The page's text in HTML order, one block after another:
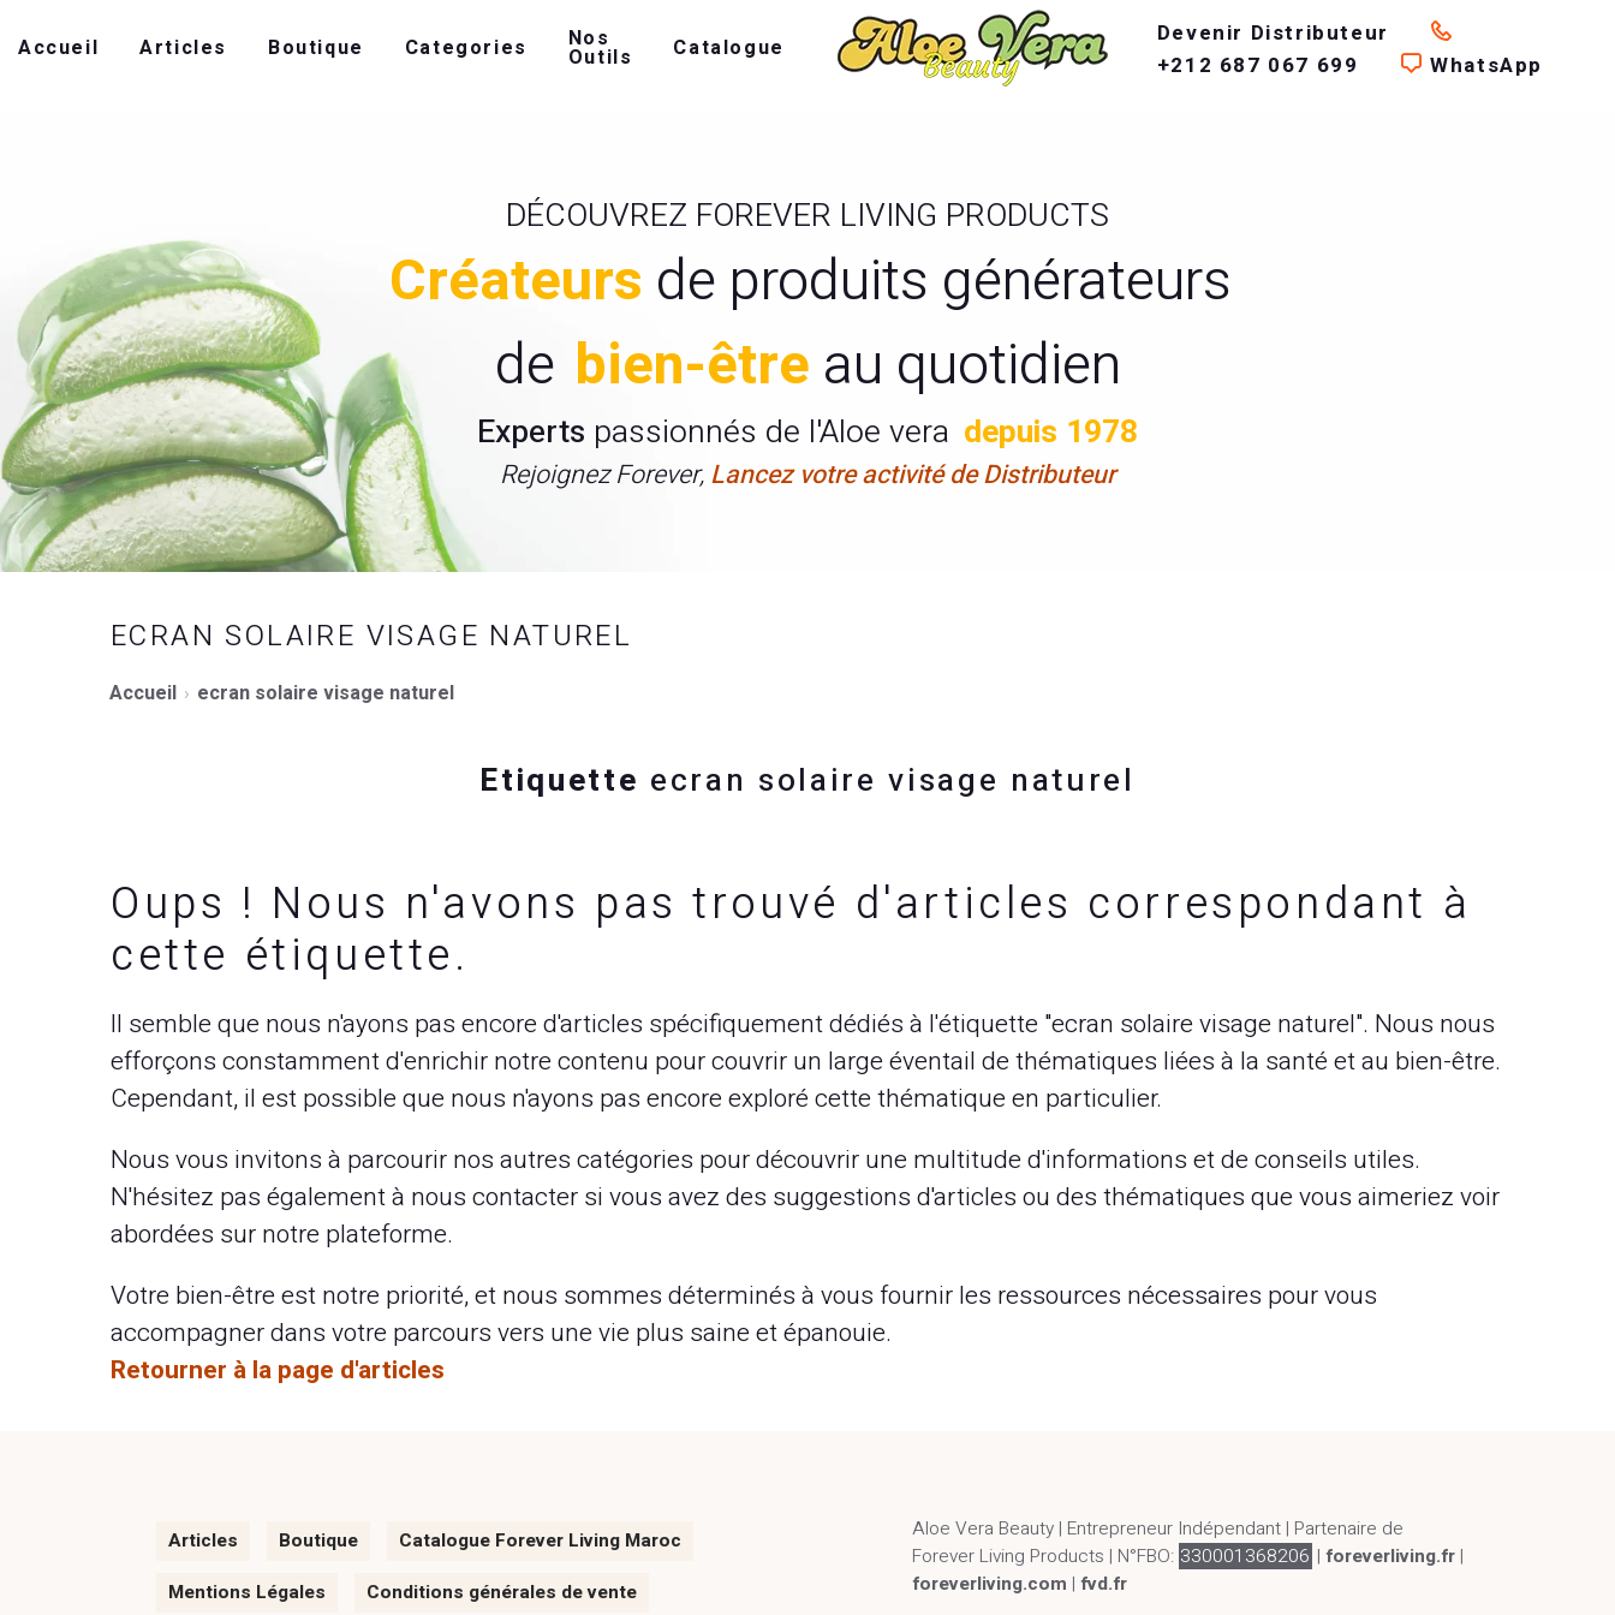
Accueil Articles Boutique Categories Nos
Outils Catalogue
Devenir Distributeur
+212 687 067 699
WhatsApp
DÉCOUVREZ FOREVER LIVING PRODUCTS
Créateurs de produits générateurs
de bien-être au quotidien
Experts passionnés de l'Aloe vera depuis 1978
Rejoignez Forever,Lancez votre activité de Distributeur
ECRAN SOLAIRE VISAGE NATUREL
Accueil ecran solaire visage naturel
Etiquette ecran solaire visage naturel
Oups ! Nous n'avons pas trouvé d'articles correspondant à
cette étiquette.
Il semble que nous n'ayons pas encore d'articles spécifiquement dédiés à l'étiquette "ecran solaire visage naturel". Nous nous
efforçons constamment d'enrichir notre contenu pour couvrir un large éventail de thématiques liées à la santé et au bien-être.
Cependant, il est possible que nous n'ayons pas encore exploré cette thématique en particulier.
Nous vous invitons à parcourir nos autres catégories pour découvrir une multitude d'informations et de conseils utiles.
N'hésitez pas également à nous contacter si vous avez des suggestions d'articles ou des thématiques que vous aimeriez voir
abordées sur notre plateforme.
Votre bien-être est notre priorité, et nous sommes déterminés à vous fournir les ressources nécessaires pour vous
accompagner dans votre parcours vers une vie plus saine et épanouie.
Retourner à la page d'articles
Articles Boutique
Catalogue Forever Living Maroc
Mentions Légales
Conditions générales de vente
Aloe Vera Beauty | Entrepreneur Indépendant | Partenaire de
Forever Living Products | N°FBO: 330001368206 | foreverliving.fr|
foreverliving.com | fvd.fr